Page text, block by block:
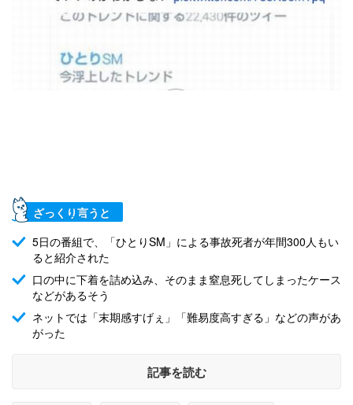
ざっくり言うと
5日の番組で、「ひとりSM」による事故死者が年間300人もい
ると紹介された
口の中に下着を詰め込み、そのまま窒息死してしまったケース
などがあるそう
ネットでは「末期感すげぇ」「難易度高すぎる」などの声があ
がった
記事を読む